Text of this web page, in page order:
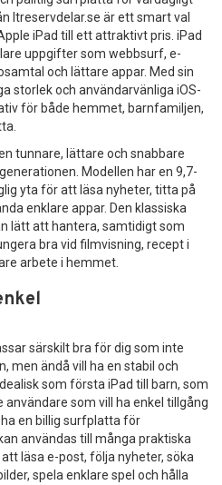
Itreservdelar.se är ett smart val
iPad till ett attraktivt pris. iPad
uppgifter som webbsurf, e-
och lättare appar. Med sin
storlek och användarvänliga iOS-
för både hemmet, barnfamiljen,
tunnare, lättare och snabbare
Modellen har en 9,7-
yta för att läsa nyheter, titta på
enklare appar. Den klassiska
lätt att hantera, samtidigt som
bra vid filmvisning, recept i
arbete i hemmet.
särskilt bra för dig som inte
men ändå vill ha en stabil och
som första iPad till barn, som
som vill ha enkel tillgång
en billig surfplatta för
användas till många praktiska
läsa e-post, följa nyheter, söka
spela enklare spel och hålla